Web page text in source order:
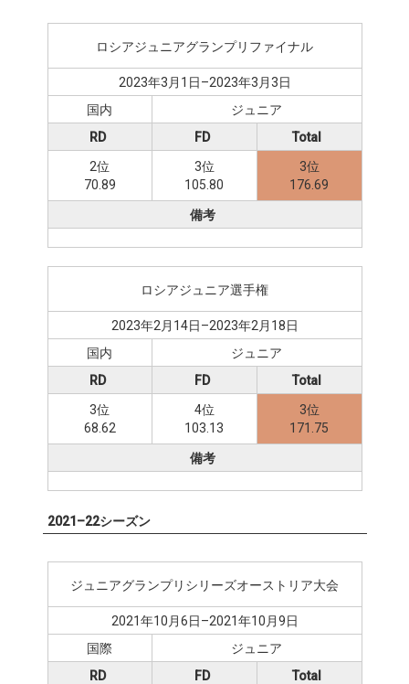
ロシアジュニアグランプリファイナル
2023年3月1日–2023年3月3日
国内
ジュニア
RD
2位
70.89
FD
3位
105.80
Total
3位
176.69
備考
ロシアジュニア選手権
2023年2月14日–2023年2月18日
国内
ジュニア
RD
3位
68.62
FD
4位
103.13
Total
3位
171.75
備考
2021–22シーズン
ジュニアグランプリシリーズオーストリア大会
2021年10月6日–2021年10月9日
国際
ジュニア
RD
FD
Total